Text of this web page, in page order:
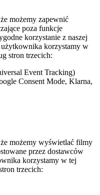
możemy zapewnić
poza funkcje
korzystanie z naszej
korzystamy w
stron trzecich:
Event Tracking)
Consent Mode, Klarna,
możemy wyświetlać filmy
przez dostawców
korzystamy w tej
trzecich: